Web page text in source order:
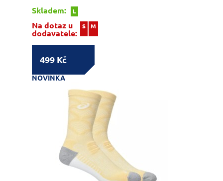
Skladem:
L
Na dotaz u
dodavatele:
S M
499 Kč
NOVINKA